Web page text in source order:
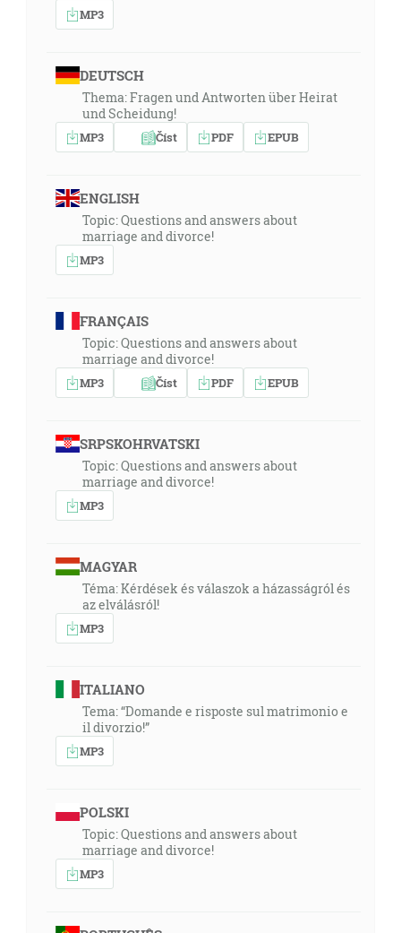
MP3
DEUTSCH
Thema: Fragen und Antworten über Heirat
und Scheidung!
MP3 Číst PDF EPUB
ENGLISH
Topic: Questions and answers about
marriage and divorce!
MP3
FRANÇAIS
Topic: Questions and answers about
marriage and divorce!
MP3 Číst PDF EPUB
SRPSKOHRVATSKI
Topic: Questions and answers about
marriage and divorce!
MP3
MAGYAR
Téma: Kérdések és válaszok a házasságról és
az elválásról!
MP3
ITALIANO
Tema: “Domande e risposte sul matrimonio e
il divorzio!”
MP3
POLSKI
Topic: Questions and answers about
marriage and divorce!
MP3